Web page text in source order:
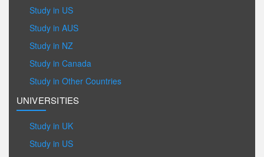
Study in US
Study in AUS
Study in NZ
Study in Canada
Study in Other Countries
UNIVERSITIES
Study in UK
Study in US